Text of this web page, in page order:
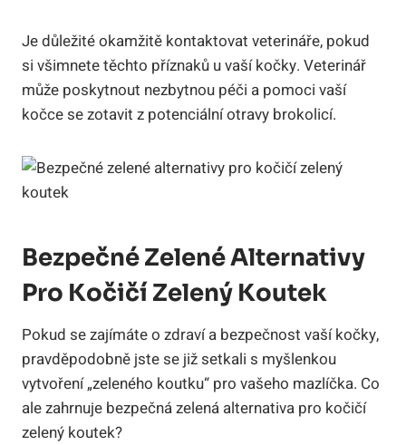
Je důležité okamžitě kontaktovat veterináře, pokud
si všimnete těchto příznaků u vaší kočky. Veterinář
může poskytnout nezbytnou péči a pomoci vaší
kočce se zotavit z potenciální otravy brokolicí.
Bezpečné Zelené Alternativy
Pro Kočičí Zelený Koutek
Pokud se zajímáte o zdraví a bezpečnost vaší kočky,
pravděpodobně jste se již setkali s myšlenkou
vytvoření „zeleného koutku“ pro vašeho mazlíčka. Co
ale zahrnuje bezpečná zelená alternativa pro kočičí
zelený koutek?